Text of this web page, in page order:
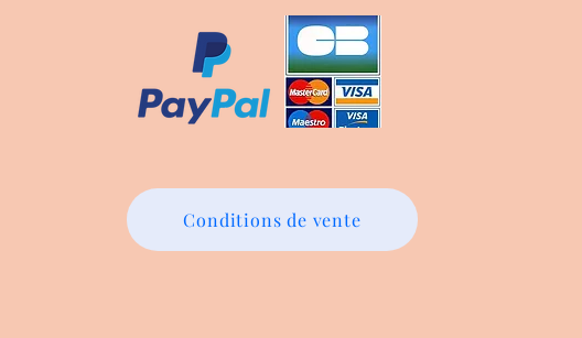
Conditions de vente